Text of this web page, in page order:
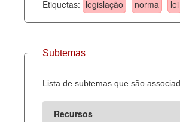
Etiquetas: legislação norma lei
Subtemas
Lista de subtemas que são
Recursos